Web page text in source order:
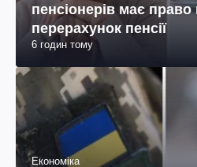
пенсіонерів має
перерахунок пенсії
6 годин тому
Економіка